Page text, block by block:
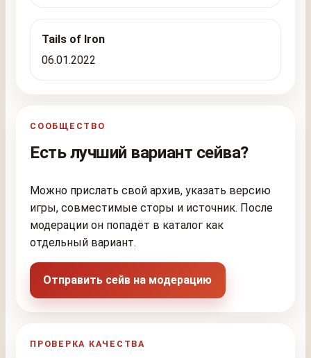
Tails of Iron
06.01.2022
СООБЩЕСТВО
Есть лучший вариант сейва?
Можно прислать свой архив, указать версию
игры, совместимые сторы и источник. После
модерации он попадёт в каталог как
отдельный вариант.
Отправить сейв на модерацию
ПРОВЕРКА КАЧЕСТВА